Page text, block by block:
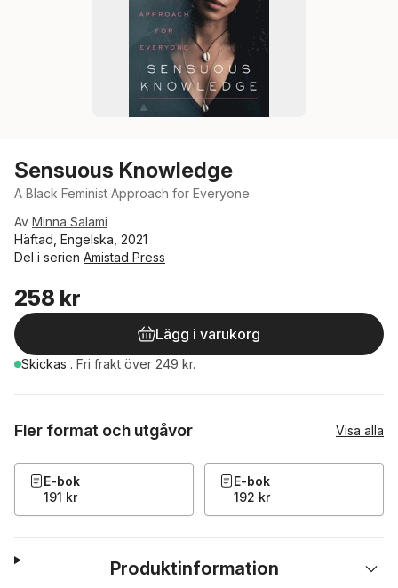
Sensuous Knowledge
A Black Feminist Approach for Everyone
Av Minna Salami
Häftad, Engelska, 2021
Del i serien Amistad Press
258 kr
Lägg i varukorg
Skickas . Fri frakt över 249 kr.
Fler format och utgåvor Visa alla
E-bok
191 kr
E-bok
192 kr
Produktinformation